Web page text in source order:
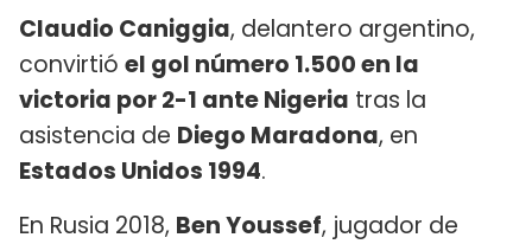
Claudio Caniggia, delantero argentino,
convirtió el gol número 1.500 en la
victoria por 2-1 ante Nigeria tras la
asistencia de Diego Maradona, en
Estados Unidos 1994.
En Rusia 2018, Ben Youssef, jugador de